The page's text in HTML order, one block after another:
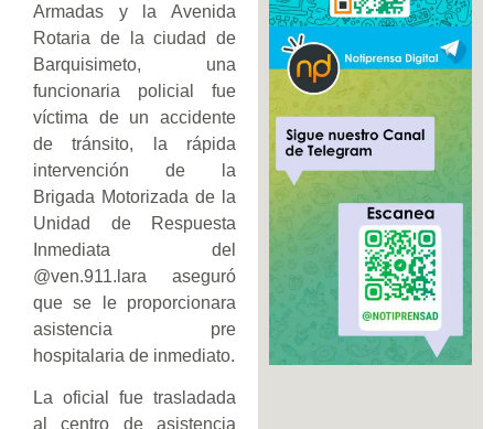
Armadas y la Avenida
Rotaria de la ciudad de
Barquisimeto, una
funcionaria policial fue
víctima de un accidente
de tránsito, la rápida
intervención de la
Brigada Motorizada de la
Unidad de Respuesta
Inmediata del
@ven.911.lara aseguró
que se le proporcionara
asistencia pre
hospitalaria de inmediato.
La oficial fue trasladada
al centro de asistencia